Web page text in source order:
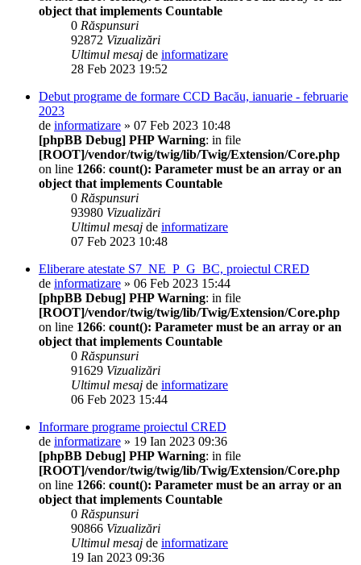
object that implements Countable
0 Răspunsuri
92872 Vizualizări
Ultimul mesaj de informatizare
28 Feb 2023 19:52
Debut programe de formare CCD Bacău, ianuarie - februarie
2023
de informatizare » 07 Feb 2023 10:48
[phpBB Debug] PHP Warning: in file
[ROOT]/vendor/twig/twig/lib/Twig/Extension/Core.php
on line 1266: count(): Parameter must be an array or an
object that implements Countable
0 Răspunsuri
93980 Vizualizări
Ultimul mesaj de informatizare
07 Feb 2023 10:48
Eliberare atestate S7_NE_P_G_BC, proiectul CRED
de informatizare » 06 Feb 2023 15:44
[phpBB Debug] PHP Warning: in file
[ROOT]/vendor/twig/twig/lib/Twig/Extension/Core.php
on line 1266: count(): Parameter must be an array or an
object that implements Countable
0 Răspunsuri
91629 Vizualizări
Ultimul mesaj de informatizare
06 Feb 2023 15:44
Informare programe proiectul CRED
de informatizare » 19 Ian 2023 09:36
[phpBB Debug] PHP Warning: in file
[ROOT]/vendor/twig/twig/lib/Twig/Extension/Core.php
on line 1266: count(): Parameter must be an array or an
object that implements Countable
0 Răspunsuri
90866 Vizualizări
Ultimul mesaj de informatizare
19 Ian 2023 09:36